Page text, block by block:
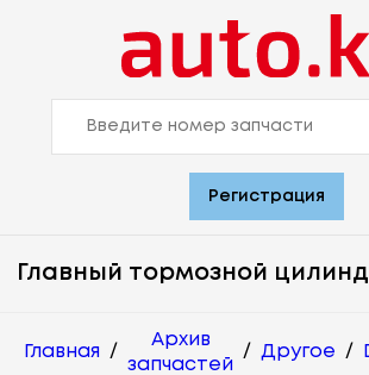
Регистрация
Главный тормозной
Главная /
Архив
запчастей
/ Другое /